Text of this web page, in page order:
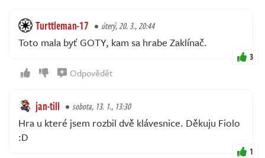
Turttleman-17 úterý, 20. 3., 20:44
Toto mala byť GOTY, kam sa hrabe Zaklínač.
3
Odpovědět
jan-till sobota, 13. 1., 13:30
Hra u které jsem rozbil dvě klávesnice. Děkuju Fiolo
:D
1